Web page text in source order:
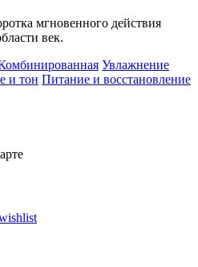
мгновенного действия
век.
Увлажнение
и тон Питание и восстановление